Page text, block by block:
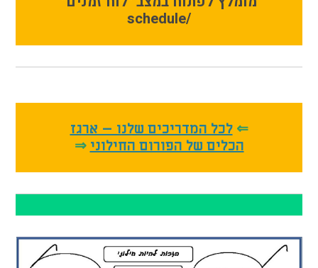
/schedule
⇐ לכל המדריכים שלנו – ארגז
הכלים של הפורום החילוני ⇒